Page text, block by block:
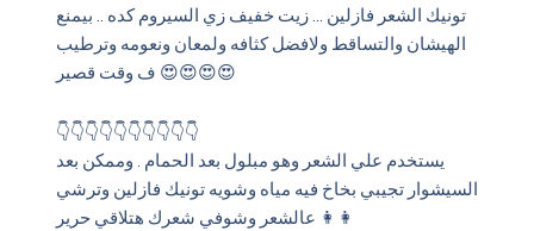
تونيك الشعر فازلين … زيت خفيف زي السيروم كده .. بيمنع
الهيشان والتساقط ولافضل كثافه ولمعان ونعومه وترطيب
ف وقت قصير 😍😍😍😍
👇👇👇👇👇👇👇👇👇👇
يستخدم علي الشعر وهو مبلول بعد الحمام . وممكن بعد
السيشوار تجيبي بخاخ فيه مياه وشويه تونيك فازلين وترشي
عالشعر وشوفي شعرك هتلاقي حرير 👩👩